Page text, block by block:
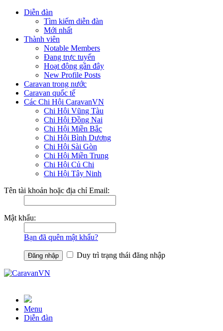
Diễn đàn
Tìm kiếm diễn đàn
Mới nhất
Thành viên
Notable Members
Đang trực tuyến
Hoạt động gần đây
New Profile Posts
Caravan trong nước
Caravan quốc tế
Các Chi Hội CaravanVN
Chi Hội Vũng Tàu
Chi Hội Đồng Nai
Chi Hội Miền Bắc
Chi Hội Bình Dương
Chi Hội Sài Gòn
Chi Hội Miền Trung
Chi Hội Củ Chi
Chi Hội Tây Ninh
Tên tài khoản hoặc địa chỉ Email:
Mật khẩu:
Bạn đã quên mật khẩu?
Duy trì trạng thái đăng nhập
Menu
Diễn đàn